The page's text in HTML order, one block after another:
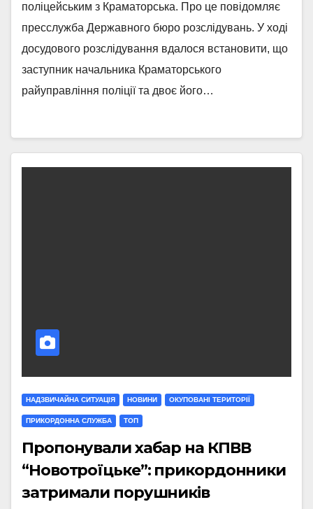
поліцейським з Краматорська. Про це повідомляє
пресслужба Державного бюро розслідувань. У ході
досудового розслідування вдалося встановити, що
заступник начальника Краматорського
райуправління поліції та двоє його…
НАДЗВИЧАЙНА СИТУАЦІЯ НОВИНИ ОКУПОВАНІ ТЕРИТОРІЇ
ПРИКОРДОННА СЛУЖБА ТОП
Пропонували хабар на КПВВ
“Новотроїцьке”: прикордонники
затримали порушників